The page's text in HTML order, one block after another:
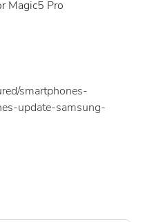
Magic5 Pro
smartphones-
update-samsung-